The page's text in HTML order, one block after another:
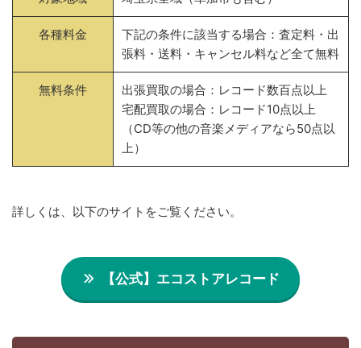
各種料金
下記の条件に該当する場合：査定料・出
張料・送料・キャンセル料など全て無料
無料条件
出張買取の場合：レコード数百点以上
宅配買取の場合：レコード10点以上
（CD等の他の音楽メディアなら50点以
上）
詳しくは、以下のサイトをご覧ください。
【公式】エコストアレコード